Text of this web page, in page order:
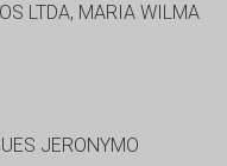
LTDA, MARIA WILMA
JERONYMO